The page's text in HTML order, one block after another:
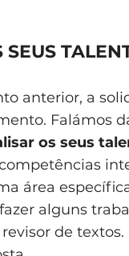
SEUS
anterior, a
Falámos
os seus
área
alguns
de